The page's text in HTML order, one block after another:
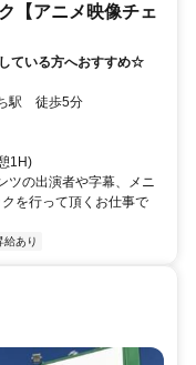
【アニメ映像チェ
ている方へおすすめ☆
まち駅 徒歩5分
1H)
ツの出演者や字幕、メニ
を行って頂くお仕事で
給あり